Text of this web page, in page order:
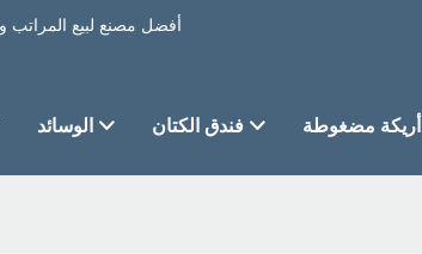
الوسائد فندق الكتان أريكة مضغوطة